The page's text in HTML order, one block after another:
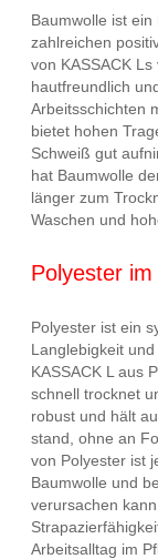
Baumwolle ist
zahlreichen
von KASSACK
hautfreundlich
Arbeitsschichten
bietet hohen
Schweiß gut
hat Baumwolle
länger zum
Waschen und
Polyester
Polyester ist ein
Langlebigkeit
KASSACK L aus
schnell trocknet
robust und hält
stand, ohne an
von Polyester ist
Baumwolle und
verursachen
Arbeitsalltag im